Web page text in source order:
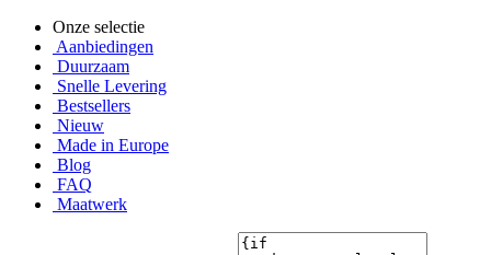
Onze selectie
Aanbiedingen
Duurzaam
Snelle Levering
Bestsellers
Nieuw
Made in Europe
Blog
FAQ
Maatwerk